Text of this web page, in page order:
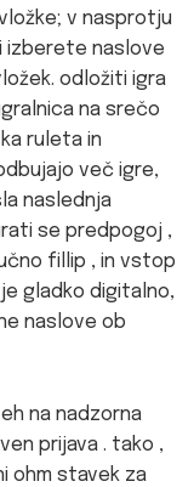
v nasprotju
izberete naslove
odložiti igra
na srečo
ruleta in
več igre,
naslednja
se predpogoj ,
fillip , in vstop
gladko digitalno,
naslove ob
na nadzorna
prijava . tako ,
ohm stavek za